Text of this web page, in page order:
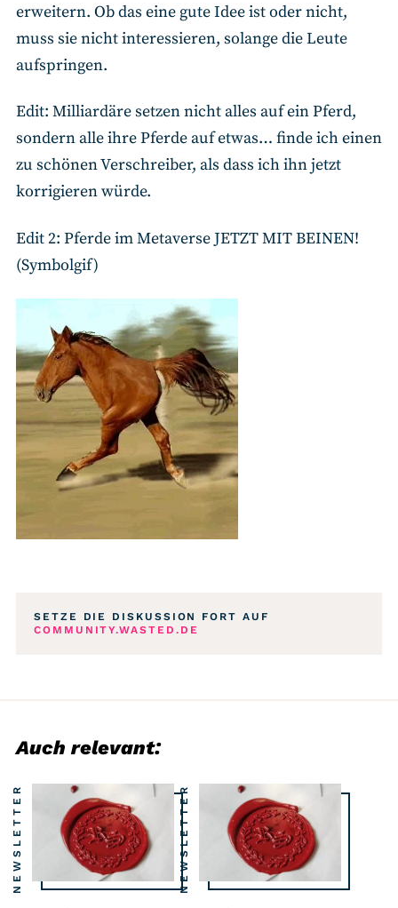
erweitern. Ob das eine gute Idee ist oder nicht,
muss sie nicht interessieren, solange die Leute
aufspringen.
Edit: Milliardäre setzen nicht alles auf ein Pferd,
sondern alle ihre Pferde auf etwas… finde ich einen
zu schönen Verschreiber, als dass ich ihn jetzt
korrigieren würde.
Edit 2: Pferde im Metaverse JETZT MIT BEINEN!
(Symbolgif)
SETZE DIE DISKUSSION FORT AUF
COMMUNITY.WASTED.DE
Auch relevant:
NEWSLETTER NEWSLETTER